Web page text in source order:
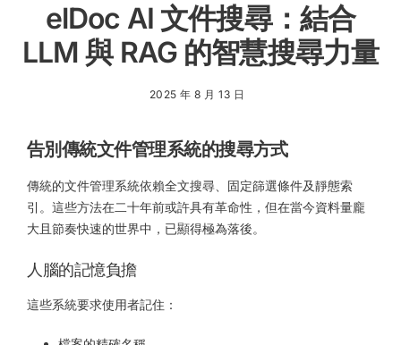
elDoc AI 文件搜尋：結合
LLM 與 RAG 的智慧搜尋力量
2025 年 8 月 13 日
告別傳統文件管理系統的搜尋方式
傳統的文件管理系統依賴全文搜尋、固定篩選條件及靜態索
引。這些方法在二十年前或許具有革命性，但在當今資料量龐
大且節奏快速的世界中，已顯得極為落後。
人腦的記憶負擔
這些系統要求使用者記住：